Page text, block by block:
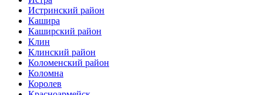
Истринский район
Кашира
Каширский район
Клин
Клинский район
Коломенский район
Коломна
Королев